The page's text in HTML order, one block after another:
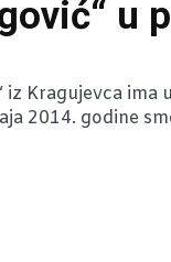
u
Kragujevca
2014.